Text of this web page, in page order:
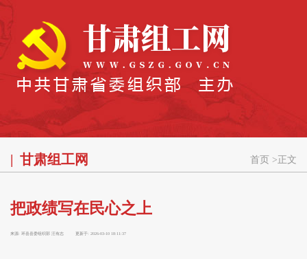
甘肃组工网 首页 > 正文
把政绩写在民心之上
来源: 环县县委组织部 汪有志 更新于: 2026-03-10 18:11:37